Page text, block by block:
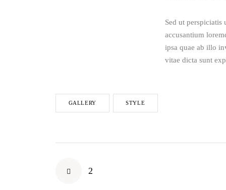
Sed ut
accusantium
ipsa quae ab illo
vitae dicta sunt
GALLERY STYLE
2